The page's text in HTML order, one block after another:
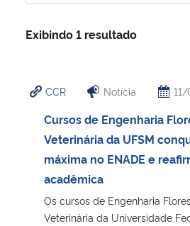
Ministério da Cidadania
Ministério de Minas e Energia
Ministério da Ciência, Tecnologia, Inovações
Exibindo 1 resultado
CCR Notícia
Cursos de Engenharia
Veterinária da UFSM
máxima no ENADE e
acadêmica
Os cursos de Engenharia
Veterinária da Universidade